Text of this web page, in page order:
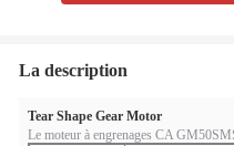
La description
Tear Shape Gear Motor
Le moteur à engrenages CA